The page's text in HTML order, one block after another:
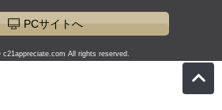
PCサイトへ
All rights reserved.